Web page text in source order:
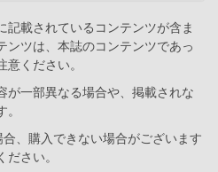
載されているコンテンツが含ま
ンツは、本誌のコンテンツであっ
ください。
一部異なる場合や、掲載されな
、購入できない場合がございます
さい。